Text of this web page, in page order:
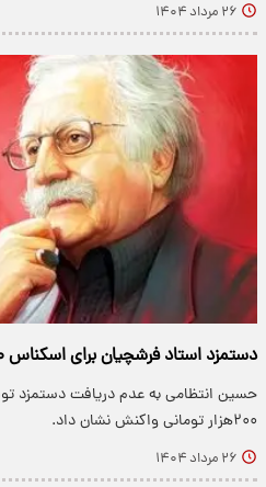
۲۶ مرداد ۱۴۰۴
دستمزد استاد فرشچیان برای اسکناس ۲۰۰هزار تومانی چقدر بود؟
حسین انتظامی به عدم دریافت دستمزد
۲۰۰هزار تومانی واکنش نشان داد.
۲۶ مرداد ۱۴۰۴